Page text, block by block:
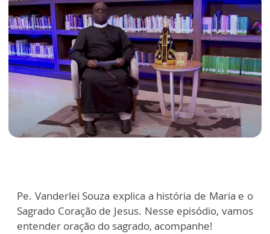
Pe. Vanderlei Souza explica a história de Maria e o
Sagrado Coração de Jesus. Nesse episódio, vamos
entender oração do sagrado, acompanhe!